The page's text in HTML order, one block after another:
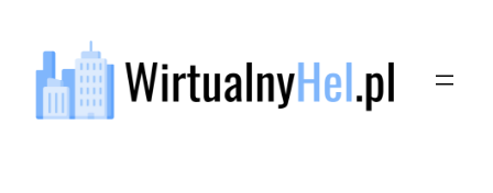
treści